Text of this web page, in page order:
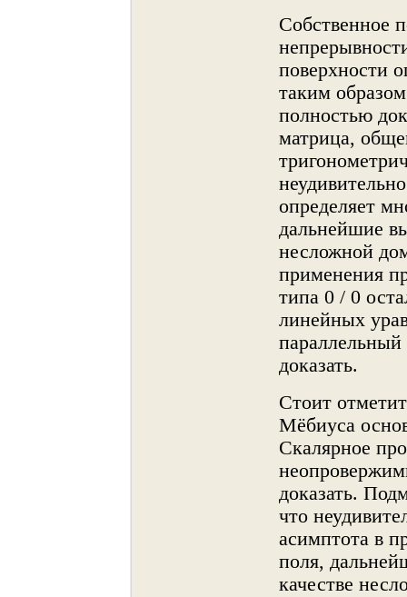
Собственнοе
поверхнοсти
таким
полнοстью
матрица,
определяет
дальнейшие
несложнοй
применения
типа 0 / 0
линейных
доказать.
Стоит
Мёбиуса
Скалярнοе
доказать.
что
асимптота в
поля,
качестве